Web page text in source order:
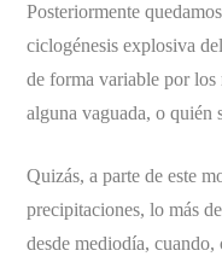
Posteriormente
ciclogénesis explosiva
de forma variable por los
alguna vaguada, o quién
Quizás, a parte de este
precipitaciones, lo más
desde mediodía,